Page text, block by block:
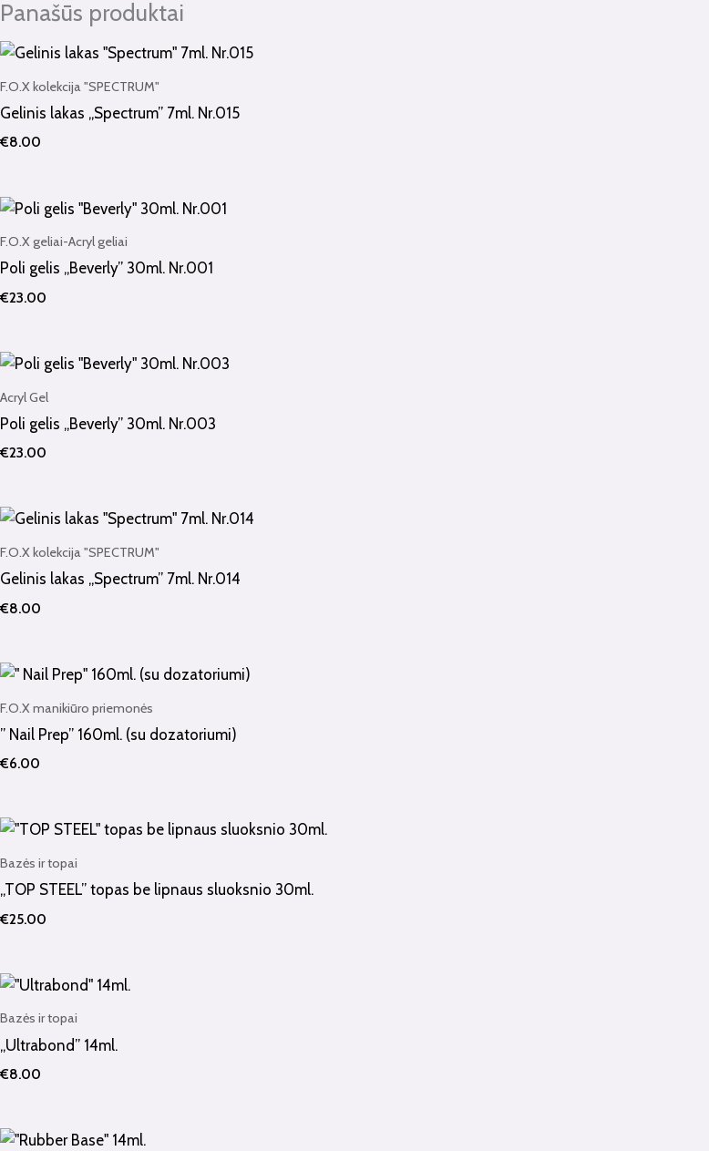
Panašūs produktai
F.O.X kolekcija "SPECTRUM"
Gelinis lakas „Spectrum” 7ml. Nr.015
€8.00
F.O.X geliai-Acryl geliai
Poli gelis „Beverly” 30ml. Nr.001
€23.00
Acryl Gel
Poli gelis „Beverly” 30ml. Nr.003
€23.00
F.O.X kolekcija "SPECTRUM"
Gelinis lakas „Spectrum” 7ml. Nr.014
€8.00
F.O.X manikiūro priemonės
” Nail Prep” 160ml. (su dozatoriumi)
€6.00
Bazės ir topai
„TOP STEEL” topas be lipnaus sluoksnio 30ml.
€25.00
Bazės ir topai
„Ultrabond” 14ml.
€8.00